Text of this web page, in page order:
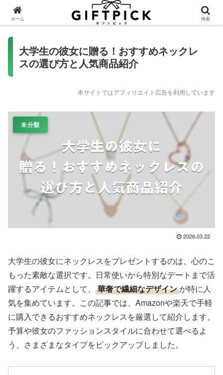
大学生の彼女に贈る！おすすめネックレ
スの選び方と人気商品紹介
本サイトではアフィリエイト広告を利用しています
未分類
2026.03.22
大学生の彼女にネックレスをプレゼントするのは、心のこ
もった素敵な選択です。日常使いから特別なデートまで活
躍するアイテムとして、
華奢で繊細なデザイン が特に人
気を集めています。この記事では、Amazonや楽天で手軽
に購入できるおすすめネックレスを厳選して紹介します。
予算や彼女のファッションスタイルに合わせて選べるよ
う、さまざまなタイプをピックアップしました。
ホーム 検索